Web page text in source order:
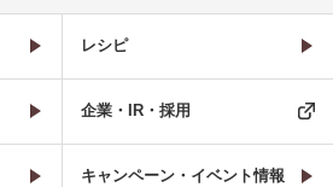
レシピ
企業・IR・採用
キャンペーン・イベント情報